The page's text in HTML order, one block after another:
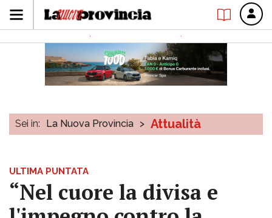
Sei in: La Nuova Provincia > Attualità
ULTIMA PUNTATA
“Nel cuore la divisa e